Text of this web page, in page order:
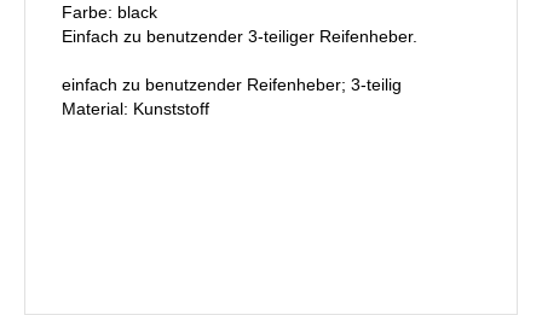
Farbe: black
Einfach zu benutzender 3-teiliger Reifenheber.
einfach zu benutzender Reifenheber; 3-teilig
Material: Kunststoff